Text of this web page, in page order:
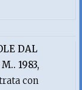
DAL
1983,
con